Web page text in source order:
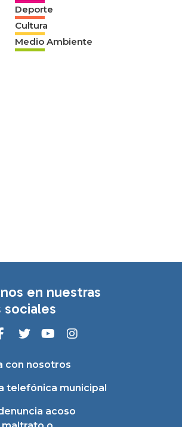
Deporte
Cultura
Medio Ambiente
en nuestras
sociales
con nosotros
telefónica municipal
acoso